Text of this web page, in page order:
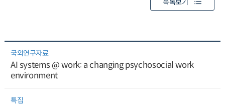
목록보기
국외연구자료
AI systems @ work: a changing psychosocial work
environment
특집